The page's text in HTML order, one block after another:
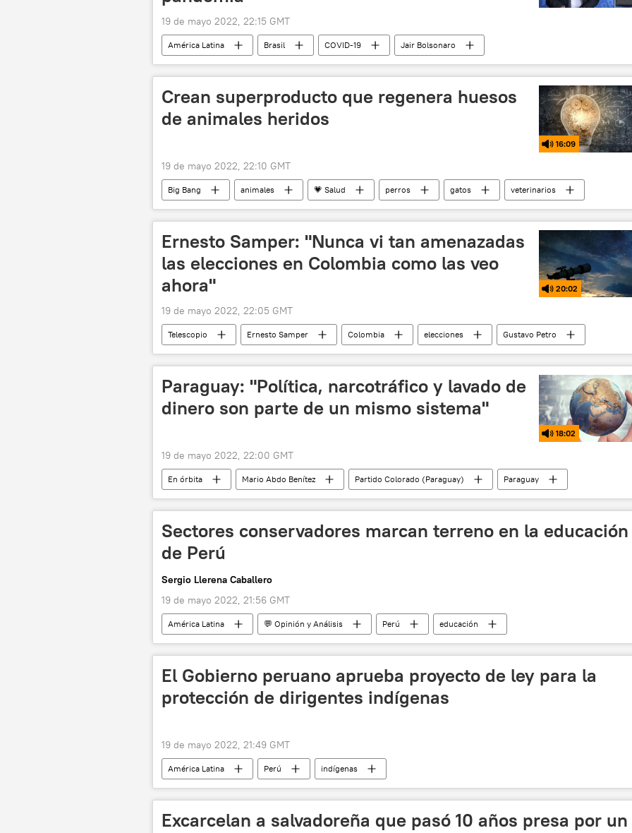
19 de mayo 2022, 22:15 GMT
América Latina Brasil COVID-19 Jair Bolsonaro
Crean superproducto que regenera huesos
de animales heridos
16:09
19 de mayo 2022, 22:10 GMT
Big Bang animales 💗 Salud perros gatos
veterinarios
física
Colombia abandono
Ernesto Samper: "Nunca vi tan amenazadas
las elecciones en Colombia como las veo
ahora"
20:02
19 de mayo 2022, 22:05 GMT
Telescopio Ernesto Samper Colombia elecciones
Gustavo Petro
Federico Gutiérrez Zuluaga
Paraguay: "Política, narcotráfico y lavado de
dinero son parte de un mismo sistema"
18:02
19 de mayo 2022, 22:00 GMT
En órbita Mario Abdo Benítez Partido Colorado (Paraguay)
Paraguay
narcotráfico
Pedro Juan Caballero Asunción
Sectores conservadores marcan terreno en la educación
de Perú
Sergio Llerena Caballero
19 de mayo 2022, 21:56 GMT
América Latina 💬 Opinión y Análisis Perú educación
El Gobierno peruano aprueba proyecto de ley para la
protección de dirigentes indígenas
19 de mayo 2022, 21:49 GMT
América Latina Perú indígenas
Excarcelan a salvadoreña que pasó 10 años presa por un